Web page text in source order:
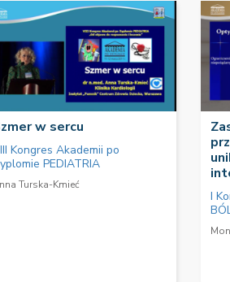
w sercu
Kongres Akademii po
PEDIATRIA
Turska-Kmieć
I